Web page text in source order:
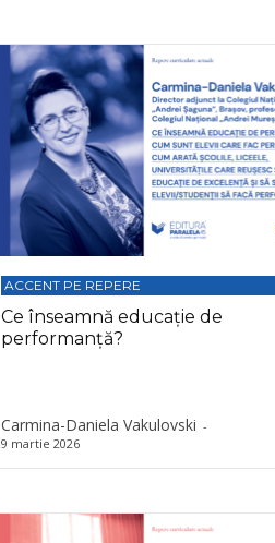
ACCENT PE REPERE
Ce înseamnă educație de
performanță?
Carmina-Daniela Vakulovski -
9 martie 2026